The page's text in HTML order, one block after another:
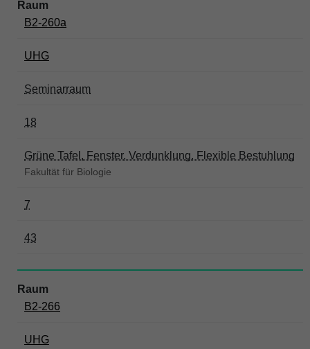
B2-260a
UHG
Seminarraum
18
Grüne Tafel, Fenster, Verdunklung, Flexible Bestuhlung
Fakultät für Biologie
7
43
B2-266
UHG